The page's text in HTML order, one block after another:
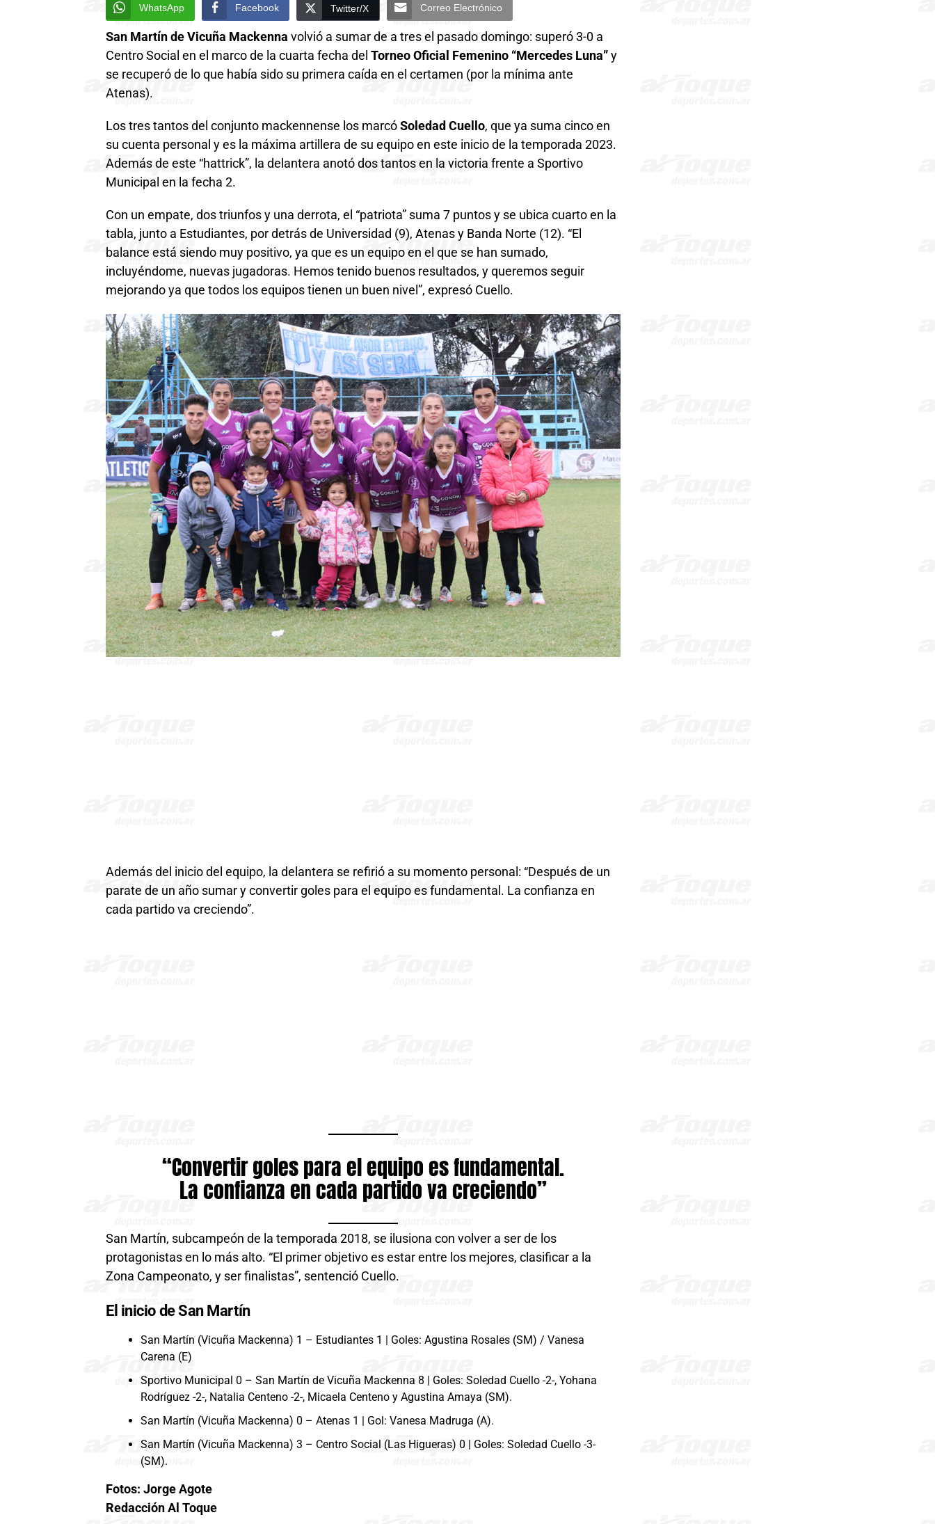
WhatsApp Facebook Twitter/X Correo Electrónico
San Martín de Vicuña Mackenna volvió a sumar de a tres el pasado domingo: superó 3-0 a
Centro Social en el marco de la cuarta fecha del Torneo Oficial Femenino “Mercedes Luna” y
se recuperó de lo que había sido su primera caída en el certamen (por la mínima ante
Atenas).
Los tres tantos del conjunto mackennense los marcó Soledad Cuello, que ya suma cinco en
su cuenta personal y es la máxima artillera de su equipo en este inicio de la temporada 2023.
Además de este “hattrick”, la delantera anotó dos tantos en la victoria frente a Sportivo
Municipal en la fecha 2.
Con un empate, dos triunfos y una derrota, el “patriota” suma 7 puntos y se ubica cuarto en la
tabla, junto a Estudiantes, por detrás de Universidad (9), Atenas y Banda Norte (12). “El
balance está siendo muy positivo, ya que es un equipo en el que se han sumado,
incluyéndome, nuevas jugadoras. Hemos tenido buenos resultados, y queremos seguir
mejorando ya que todos los equipos tienen un buen nivel”, expresó Cuello.
Además del inicio del equipo, la delantera se refirió a su momento personal: “Después de un
parate de un año sumar y convertir goles para el equipo es fundamental. La confianza en
cada partido va creciendo”.
“Convertir goles para el equipo es fundamental.
La confianza en cada partido va creciendo”
San Martín, subcampeón de la temporada 2018, se ilusiona con volver a ser de los
protagonistas en lo más alto. “El primer objetivo es estar entre los mejores, clasificar a la
Zona Campeonato, y ser finalistas”, sentenció Cuello.
El inicio de San Martín
San Martín (Vicuña Mackenna) 1 – Estudiantes 1 | Goles: Agustina Rosales (SM) / Vanesa
Carena (E)
Sportivo Municipal 0 – San Martín de Vicuña Mackenna 8 | Goles: Soledad Cuello -2-, Yohana
Rodríguez -2-, Natalia Centeno -2-, Micaela Centeno y Agustina Amaya (SM).
San Martín (Vicuña Mackenna) 0 – Atenas 1 | Gol: Vanesa Madruga (A).
San Martín (Vicuña Mackenna) 3 – Centro Social (Las Higueras) 0 | Goles: Soledad Cuello -3-
(SM).
Fotos: Jorge Agote
Redacción Al Toque